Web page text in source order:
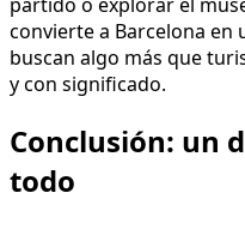
Conclusión: un
todo
Barcelona y el FC
inseparable que aporta
viaje de fin de curso